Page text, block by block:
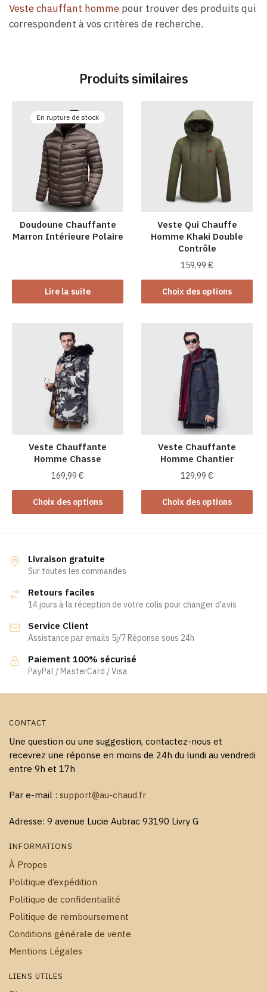
Veste chauffant homme pour trouver des produits qui
correspondent à vos critères de recherche.
Produits similaires
En rupture de stock
Doudoune Chauffante
Marron Intérieure Polaire
Lire la suite
Veste Qui Chauffe
Homme Khaki Double
Contrôle
159,99€
Choix des options
Ce
produit
plusieurs
variations.
Les
options
peuvent
être
choisies
sur
la
page
du
produit
Veste Chauffante
Homme Chasse
169,99€
Choix des options
Ce
produit
variations.
Les
peuvent
choisies
sur
la
page
Veste Chauffante
Homme Chantier
129,99€
Choix des options
Ce
produit
peuvent
être
Livraison gratuite
Sur toutes les commandes
Retours faciles
14 jours à la réception de votre colis pour changer d'avis
Service Client
Assistance par emails 5j/7 Réponse sous 24h
Paiement 100% sécurisé
PayPal / MasterCard / Visa
CONTACT
Une question ou une suggestion, contactez-nous et
recevrez une réponse en moins de 24h du lundi au vendredi
entre 9h et 17h
Par e-mail : support@au-chaud.fr
Adresse: 9 avenue Lucie Aubrac 93190 Livry G
INFORMATIONS
À Propos
Politique d’expédition
Politique de confidentialité
Politique de remboursement
Conditions générale de vente
Mentions Légales
LIENS UTILES